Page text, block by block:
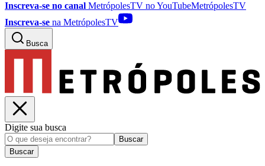
Inscreva-se no canal MetrópolesTV noYouTubeMetrópolesTV
Inscreva-se na MetrópolesTV
Busca
Digite sua busca
Buscar
Buscar